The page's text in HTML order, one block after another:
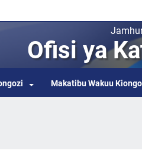
Ofisi ya
Makatibu Wakuu